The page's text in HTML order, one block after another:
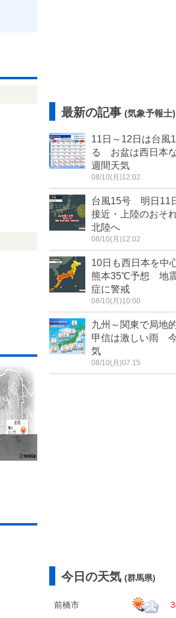
最新の記事 (気象予報士)
11日～12日は台風
る お盆は西日本
週間天気
08/10(月)12:02
台風15号 明日11
接近・上陸のおそ
北陸へ
08/10(月)12:02
10日も西日本を中
熊本35℃予想 地
症に警戒
08/10(月)10:00
九州～関東で局地
甲信は激しい雨
気
08/10(月)07:15
今日の天気 (群馬県)
前橋市